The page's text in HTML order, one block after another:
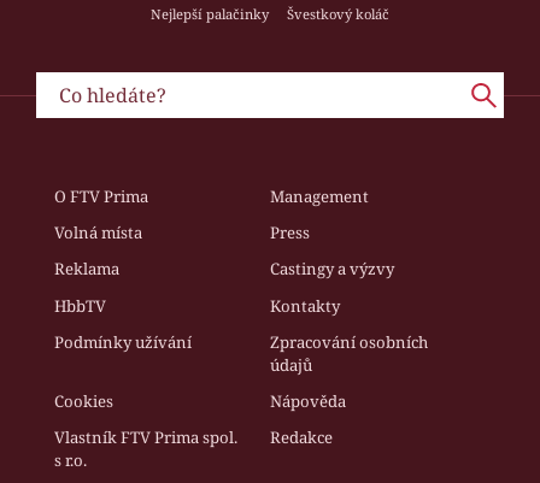
Nejlepší palačinky
Švestkový koláč
O FTV Prima
Management
Volná místa
Press
Reklama
Castingy a výzvy
HbbTV
Kontakty
Podmínky užívání
Zpracování osobních
údajů
Cookies
Nápověda
Vlastník FTV Prima spol.
s r.o.
Redakce